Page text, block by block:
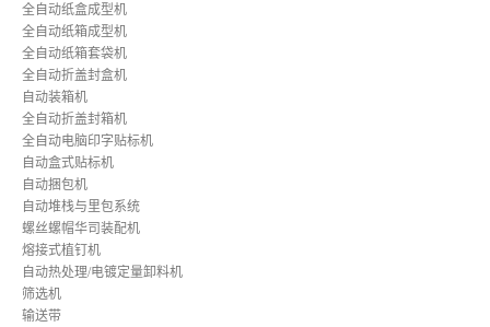
全自动纸盒成型机
全自动纸箱成型机
全自动纸箱套袋机
全自动折盖封盒机
自动装箱机
全自动折盖封箱机
全自动电脑印字贴标机
自动盒式贴标机
自动捆包机
自动堆栈与里包系统
螺丝螺帽华司装配机
熔接式植钉机
自动热处理/电镀定量卸料机
筛选机
输送带